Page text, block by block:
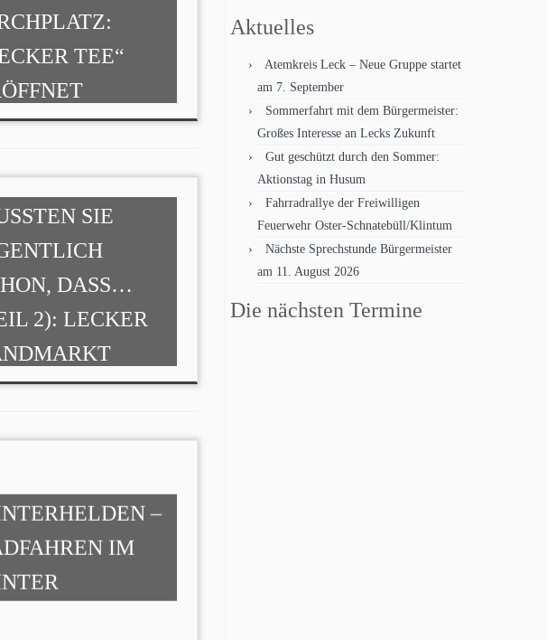
TEE“
SIE
DASS…
2): LECKER
–
IM
Aktuelles
Atemkreis Leck – Neue Gruppe startet
am 7. September
Sommerfahrt mit dem Bürgermeister:
Großes Interesse an Lecks Zukunft
Gut geschützt durch den Sommer:
Aktionstag in Husum
Fahrradrallye der Freiwilligen
Feuerwehr Oster-Schnatebüll/Klintum
Nächste Sprechstunde Bürgermeister
am 11. August 2026
Die nächsten Termine